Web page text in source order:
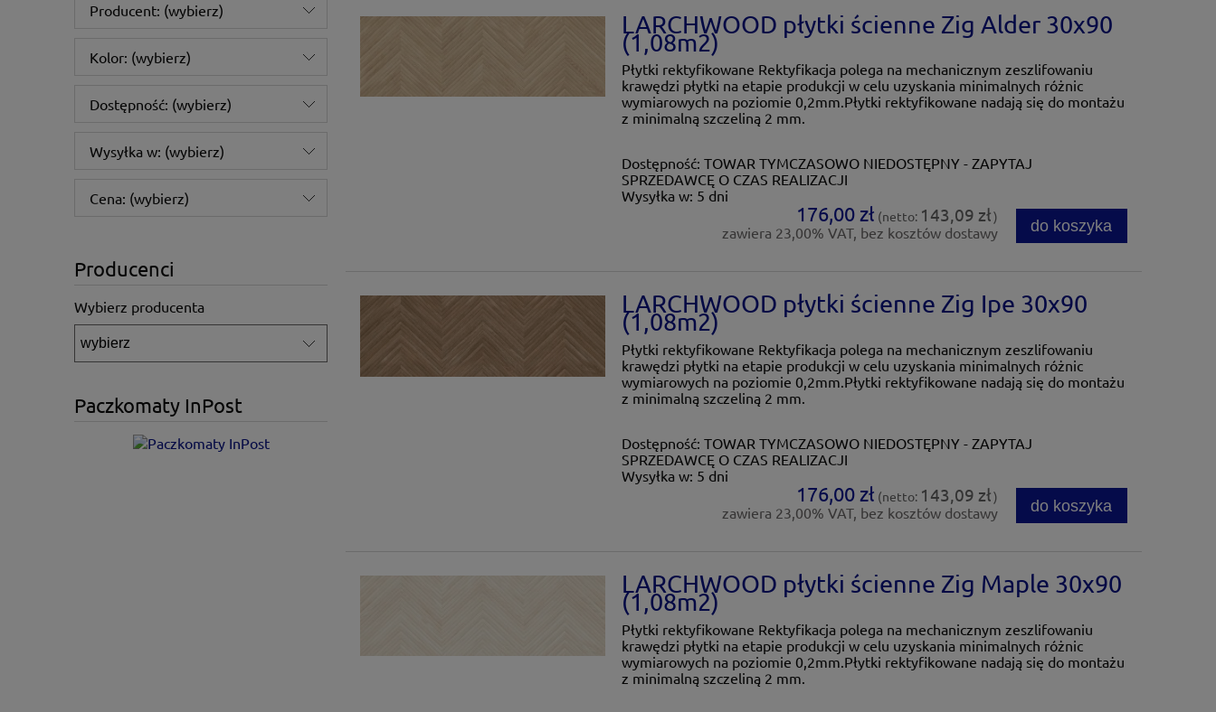
Producent: (wybierz)
Kolor: (wybierz)
Dostępność: (wybierz)
Wysyłka w: (wybierz)
Cena: (wybierz)
Producenci
Wybierz producenta
Paczkomaty InPost
LARCHWOOD płytki ścienne Zig Alder 30x90
(1,08m2)
Płytki rektyfikowane Rektyfikacja polega na mechanicznym zeszlifowaniu
krawędzi płytki na etapie produkcji w celu uzyskania minimalnych różnic
wymiarowych na poziomie 0,2mm.Płytki rektyfikowane nadają się do montażu
z minimalną szczeliną 2 mm.
Dostępność: TOWAR TYMCZASOWO NIEDOSTĘPNY - ZAPYTAJ
SPRZEDAWCĘ O CZAS REALIZACJI
Wysyłka w: 5 dni
176,00 zł (netto: 143,09 zł)
zawiera 23,00% VAT, bez kosztów dostawy do koszyka
LARCHWOOD płytki ścienne Zig Ipe 30x90
(1,08m2)
Płytki rektyfikowane Rektyfikacja polega na mechanicznym zeszlifowaniu
krawędzi płytki na etapie produkcji w celu uzyskania minimalnych różnic
wymiarowych na poziomie 0,2mm.Płytki rektyfikowane nadają się do montażu
z minimalną szczeliną 2 mm.
Dostępność: TOWAR TYMCZASOWO NIEDOSTĘPNY - ZAPYTAJ
SPRZEDAWCĘ O CZAS REALIZACJI
Wysyłka w: 5 dni
176,00 zł (netto: 143,09 zł)
zawiera 23,00% VAT, bez kosztów dostawy do koszyka
LARCHWOOD płytki ścienne Zig Maple 30x90
(1,08m2)
Płytki rektyfikowane Rektyfikacja polega na mechanicznym zeszlifowaniu
krawędzi płytki na etapie produkcji w celu uzyskania minimalnych różnic
wymiarowych na poziomie 0,2mm.Płytki rektyfikowane nadają się do montażu
z minimalną szczeliną 2 mm.